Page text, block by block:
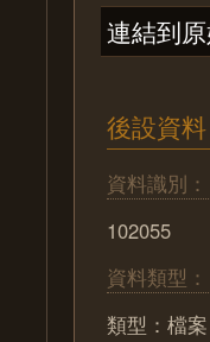
連結到
後設資料
資料識別：
102055
資料類型：
類型：檔案